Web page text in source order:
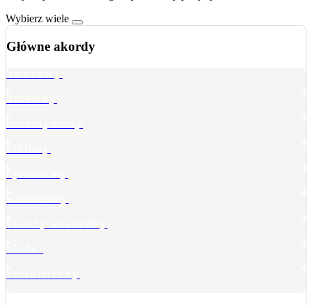
Wybierz wiele
Główne akordy